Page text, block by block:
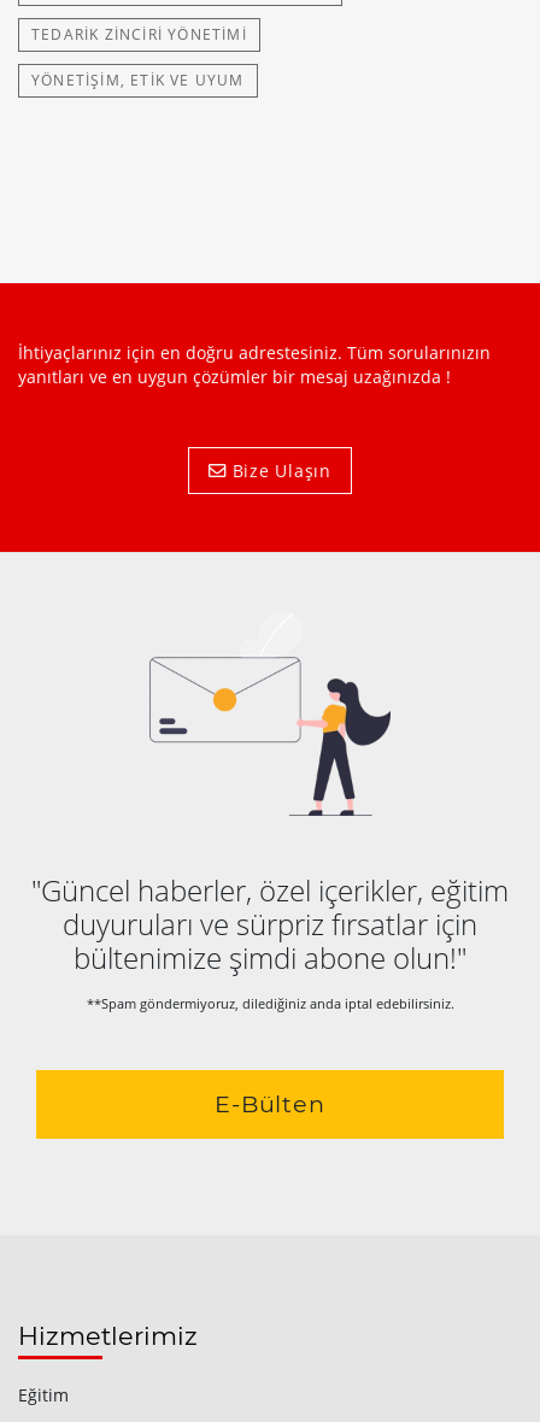
TEDARIK ZINCIRI YÖNETIMI
YÖNETIŞIM, ETIK VE UYUM
İhtiyaçlarınız için en doğru adrestesiniz. Tüm sorularınızın
yanıtları ve en uygun çözümler bir mesaj uzağınızda !
Bize Ulaşın
"Güncel haberler, özel içerikler, eğitim
duyuruları ve sürpriz fırsatlar için
bültenimize şimdi abone olun!"
**Spam göndermiyoruz, dilediğiniz anda iptal edebilirsiniz.
E-Bülten
Hizmetlerimiz
Eğitim